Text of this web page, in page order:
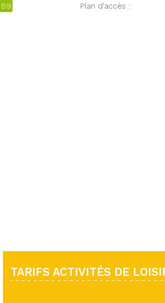
Plan d'accès :
TARIFS ACTIVITÉS DE